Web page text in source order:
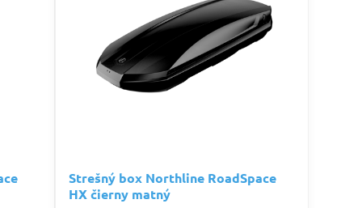
Strešný box Northline RoadSpace
HX čierny matný